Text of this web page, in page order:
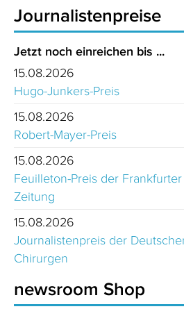
Journalistenpreise
Jetzt noch einreichen bis ...
15.08.2026
Hugo-Junkers-Preis
15.08.2026
Robert-Mayer-Preis
15.08.2026
Feuilleton-Preis der
Zeitung
15.08.2026
Journalistenpreis der
Chirurgen
newsroom Shop